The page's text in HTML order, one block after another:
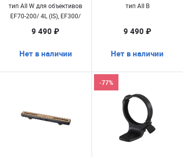
тип AII W для объективов
EF70-200/ 4L (IS), EF300/
9 490 ₽
Нет в наличии
тип AII B
9 490 ₽
Нет в наличии
-77%